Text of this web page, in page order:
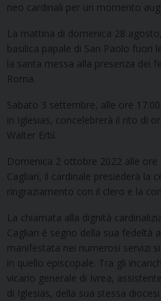
neo cardinali per un momento
La mattina di domenica 28
basilica papale di San Paolo fuori
la santa messa alla presenza dei
Roma.
Sabato 3 settembre, alle ore
in Iglesias, concelebrerà il rito di
Walter Erbì.
Domenica 2 ottobre 2022 alle
Cagliari, il cardinale presiederà la
ringraziamento con il clero e la
La chiamata alla dignità
Cagliari è segno della sua fedeltà
manifestata nei numerosi servizi
in quello episcopale. Tra gli
vicario generale di Ivrea,
di Iglesias, della sua stessa